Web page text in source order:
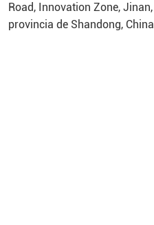
Road, Innovation Zone, Jinan,
provincia de Shandong, China